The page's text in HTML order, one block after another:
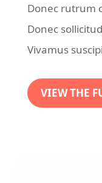
Donec rutrum
Donec
Vivamus
VIEW THE